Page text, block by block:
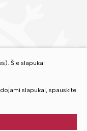
Šie slapukai
slapukai, spauskite